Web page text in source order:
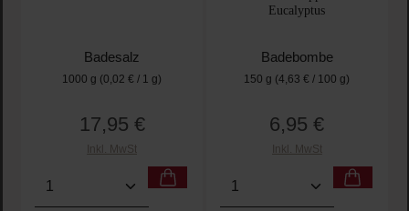
Badesalz
1000 g (0,02 € / 1 g)
Regulärer Preis:
17,95 €
Inkl. MwSt
Produkt Anzahl: Gib den gewünschten Wert ein
Eucalyptus
Badebombe
150 g (4,63 € / 100 g)
Regulärer Preis:
6,95 €
Inkl. MwSt
Produkt Anzahl: Gib